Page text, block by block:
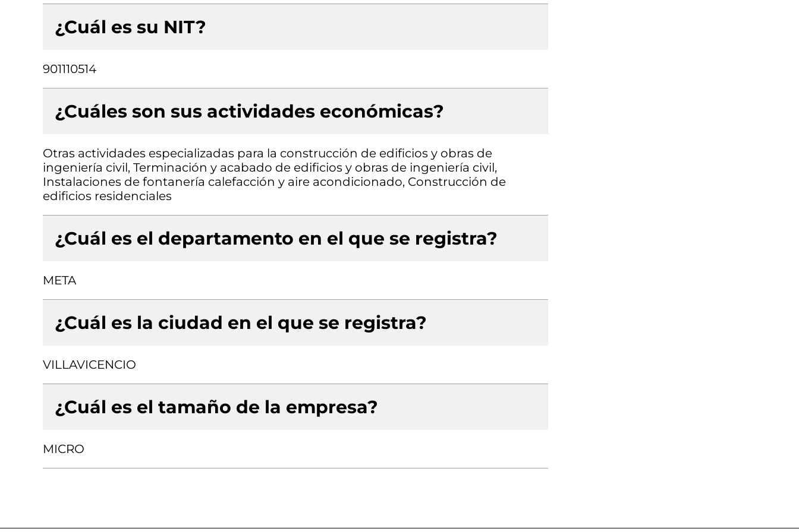
¿Cuál es su NIT?
901110514
¿Cuáles son sus actividades económicas?
Otras actividades especializadas para la construcción de edificios y obras de
ingeniería civil, Terminación y acabado de edificios y obras de ingeniería civil,
Instalaciones de fontanería calefacción y aire acondicionado, Construcción de
edificios residenciales
¿Cuál es el departamento en el que se registra?
META
¿Cuál es la ciudad en el que se registra?
VILLAVICENCIO
¿Cuál es el tamaño de la empresa?
MICRO